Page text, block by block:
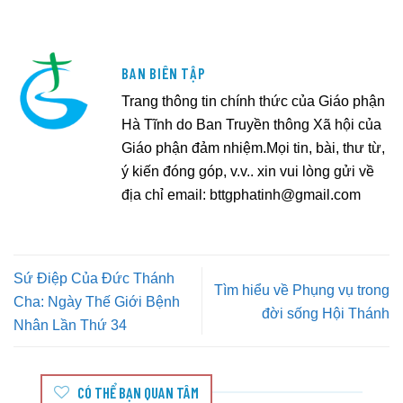
BAN BIÊN TẬP
Trang thông tin chính thức của Giáo phận
Hà Tĩnh do Ban Truyền thông Xã hội của
Giáo phận đảm nhiệm.Mọi tin, bài, thư từ,
ý kiến đóng góp, v.v.. xin vui lòng gửi về
địa chỉ email: bttgphatinh@gmail.com
Sứ Điệp Của Đức Thánh
Cha: Ngày Thế Giới Bệnh
Nhân Lần Thứ 34
Tìm hiểu về Phụng vụ trong
đời sống Hội Thánh
CÓ THỂ BẠN QUAN TÂM